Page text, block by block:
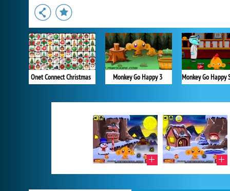
Onet Connect Christmas Monkey Go Happy 3